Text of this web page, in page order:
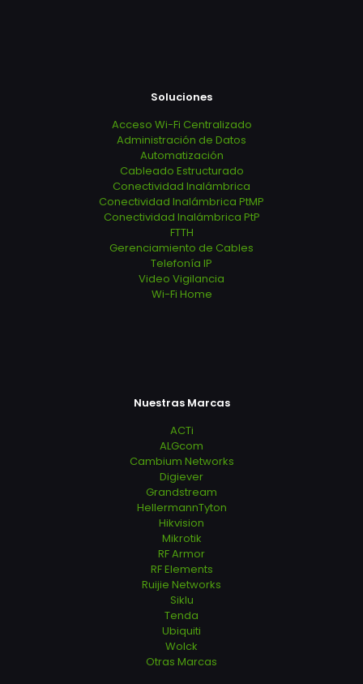
Soluciones
Acceso Wi-Fi Centralizado
Administración de Datos
Automatización
Cableado Estructurado
Conectividad Inalámbrica
Conectividad Inalámbrica PtMP
Conectividad Inalámbrica PtP
FTTH
Gerenciamiento de Cables
Telefonía IP
Video Vigilancia
Wi-Fi Home
Nuestras Marcas
ACTi
ALGcom
Cambium Networks
Digiever
Grandstream
HellermannTyton
Hikvision
Mikrotik
RF Armor
RF Elements
Ruijie Networks
Siklu
Tenda
Ubiquiti
Wolck
Otras Marcas